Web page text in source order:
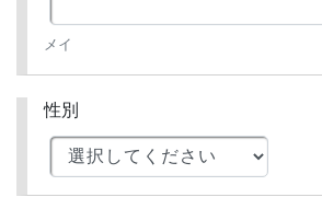
メイ
性別